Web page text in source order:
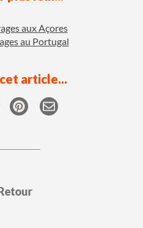
aux Açores
au Portugal
article...